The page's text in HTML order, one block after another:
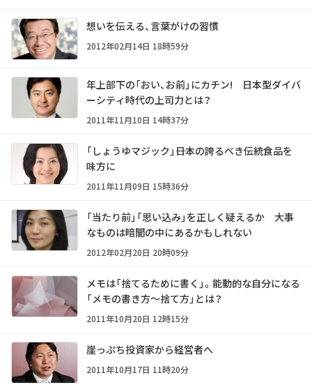
想いを伝える、言葉がけの習慣
2012年02月14日 18時59分
年上部下の「おい、お前」にカチン! 日本型ダイバ
ーシティ時代の上司力とは？
2011年11月10日 14時37分
「しょうゆマジック」――日本の誇るべき伝統食品を
味方に
2011年11月09日 15時36分
「当たり前」「思い込み」を正しく疑えるか 大事
なものは暗闇の中にあるかもしれない
2012年02月20日 20時09分
メモは「捨てるために書く」。能動的な自分になる
「メモの書き方～捨て方」とは？
2011年10月20日 12時15分
崖っぷち投資家から経営者へ
2011年10月17日 11時20分